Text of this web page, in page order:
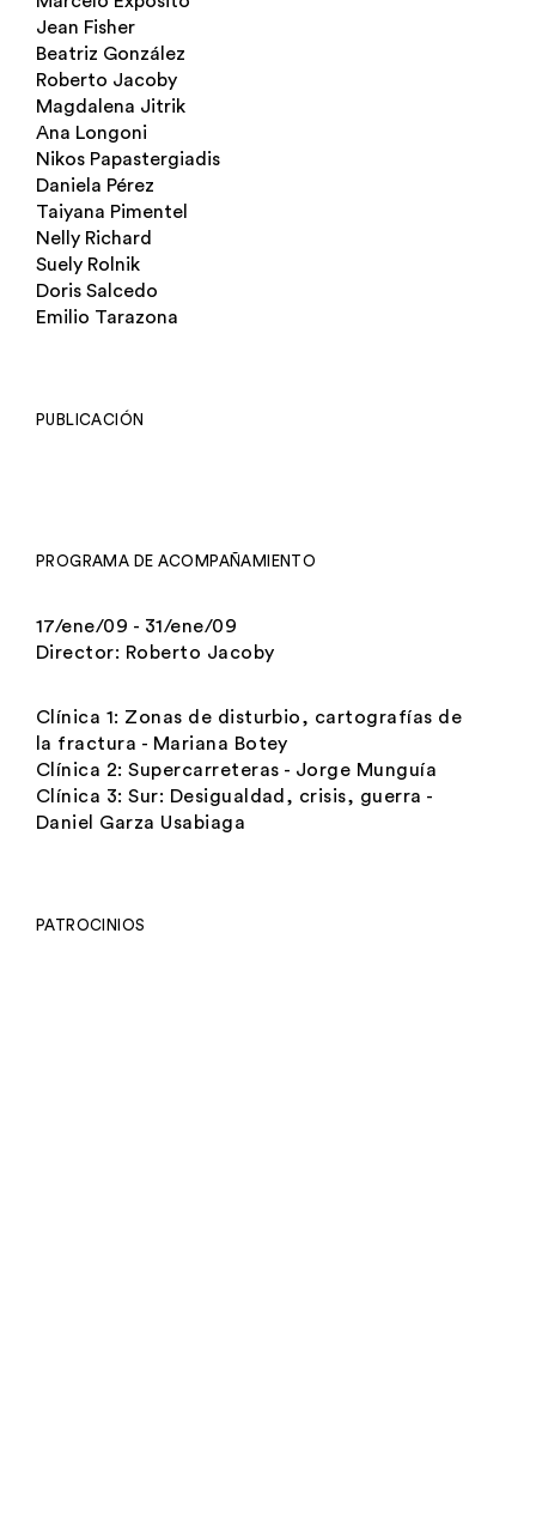
Jean Fisher
Beatriz González
Roberto Jacoby
Magdalena Jitrik
Ana Longoni
Nikos Papastergiadis
Daniela Pérez
Taiyana Pimentel
Nelly Richard
Suely Rolnik
Doris Salcedo
Emilio Tarazona
PUBLICACIÓN
PROGRAMA DE ACOMPAÑAMIENTO
17/ene/09 - 31/ene/09
Director: Roberto Jacoby
Clínica 1: Zonas de disturbio, cartografías de
la fractura - Mariana Botey
Clínica 2: Supercarreteras - Jorge Munguía
Clínica 3: Sur: Desigualdad, crisis, guerra -
Daniel Garza Usabiaga
PATROCINIOS